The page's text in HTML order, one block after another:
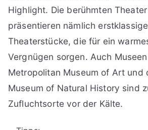
Highlight. Die berühmten
präsentieren nämlich
Theaterstücke, die für ein
Vergnügen sorgen. Auch
Metropolitan Museum of Art und
Museum of Natural History sind
Zufluchtsorte vor der Kälte.